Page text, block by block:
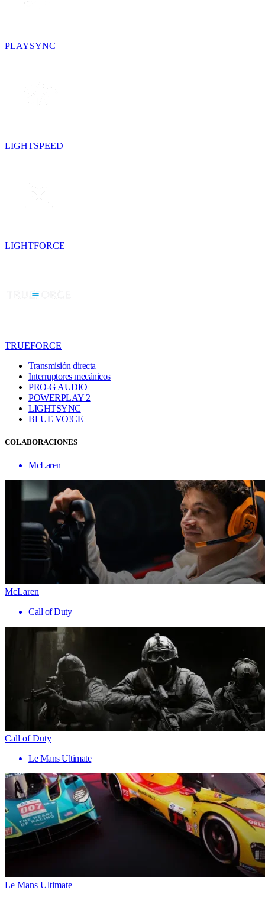
PLAYSYNC
LIGHTSPEED
LIGHTFORCE
TRUEFORCE
Transmisión directa
Interruptores mecánicos
PRO-G AUDIO
POWERPLAY 2
LIGHTSYNC
BLUE VO!CE
COLABORACIONES
McLaren
McLaren
Call of Duty
Call of Duty
Le Mans Ultimate
Le Mans Ultimate